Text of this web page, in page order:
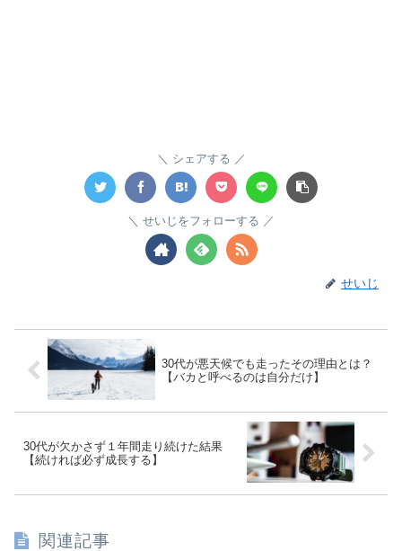
シェアする
せいじをフォローする
せいじ
30代が悪天候でも走ったその理由とは？
【バカと呼べるのは自分だけ】
30代が欠かさず１年間走り続けた結果
【続ければ必ず成長する】
関連記事